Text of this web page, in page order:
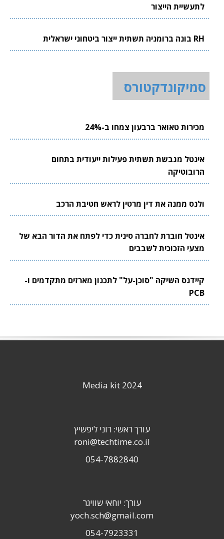
לתעשיית הייצור
RH בונה ברומניה תשתית ייצור ביטחוני ישראלית
סמיקונדקטורס
מכירות טאואר ברבעון צמחו ב-24%
אינטל מגבשת תשתית פעילות ייעודית בתחום
הרובוטיקה
ולנס ממנה את דין מרטין לראש חטיבת הרכב
אינטל חוברת לחברה סינית כדי לפתח את הדור הבא של
מצעי הזכוכית לשבבים
קיידנס השיקה "סוכן-על" לתכנון מארזים מתקדמים ו-
PCB
Media kit 2024
עורך ראשי: רוני ליפשיץ
roni@techtime.co.il
054-7882840
עורך: יוחאי שוויגר
yoch.sch@gmail.com
054-7923331